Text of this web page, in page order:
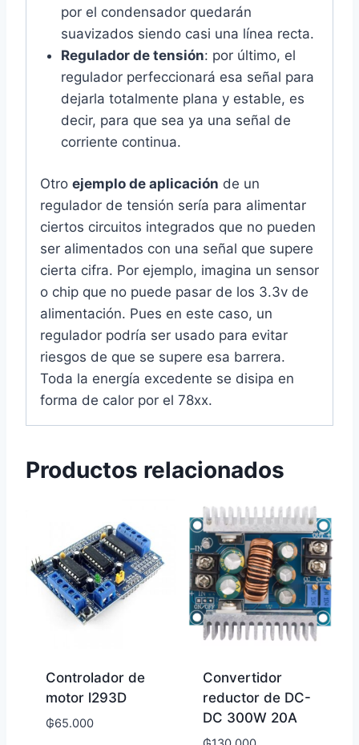
por el condensador quedarán
suavizados siendo casi una línea recta.
Regulador de tensión: por último, el
regulador perfeccionará esa señal para
dejarla totalmente plana y estable, es
decir, para que sea ya una señal de
corriente continua.
Otro ejemplo de aplicación de un
regulador de tensión sería para alimentar
ciertos circuitos integrados que no pueden
ser alimentados con una señal que supere
cierta cifra. Por ejemplo, imagina un sensor
o chip que no puede pasar de los 3.3v de
alimentación. Pues en este caso, un
regulador podría ser usado para evitar
riesgos de que se supere esa barrera.
Toda la energía excedente se disipa en
forma de calor por el 78xx.
Productos relacionados
Controlador de
motor l293D
₲65.000
Convertidor
reductor de DC-
DC 300W 20A